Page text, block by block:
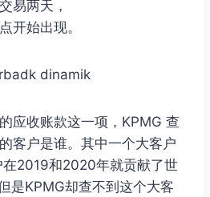
易两天，
开始出现。
应收账款这一项，KPMG 查
客户是谁。其中一个大客户
在2019和2020年就贡献了世
是KPMG却查不到这个大客